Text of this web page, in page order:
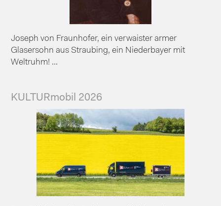
Joseph von Fraunhofer, ein verwaister armer
Glasersohn aus Straubing, ein Niederbayer mit
Weltruhm! ...
KULTURmobil 2026